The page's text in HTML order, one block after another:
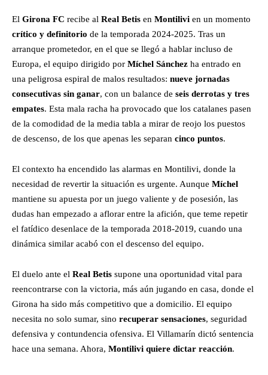
El Girona FC recibe al Real Betis en Montilivi en un momento
crítico y definitorio de la temporada 2024-2025. Tras un
arranque prometedor, en el que se llegó a hablar incluso de
Europa, el equipo dirigido por Míchel Sánchez ha entrado en
una peligrosa espiral de malos resultados: nueve jornadas
consecutivas sin ganar, con un balance de seis derrotas y tres
empates. Esta mala racha ha provocado que los catalanes pasen
de la comodidad de la media tabla a mirar de reojo los puestos
de descenso, de los que apenas les separan cinco puntos.
El contexto ha encendido las alarmas en Montilivi, donde la
necesidad de revertir la situación es urgente. Aunque Míchel
mantiene su apuesta por un juego valiente y de posesión, las
dudas han empezado a aflorar entre la afición, que teme repetir
el fatídico desenlace de la temporada 2018-2019, cuando una
dinámica similar acabó con el descenso del equipo.
El duelo ante el Real Betis supone una oportunidad vital para
reencontrarse con la victoria, más aún jugando en casa, donde el
Girona ha sido más competitivo que a domicilio. El equipo
necesita no solo sumar, sino recuperar sensaciones, seguridad
defensiva y contundencia ofensiva. El Villamarín dictó sentencia
hace una semana. Ahora, Montilivi quiere dictar reacción.